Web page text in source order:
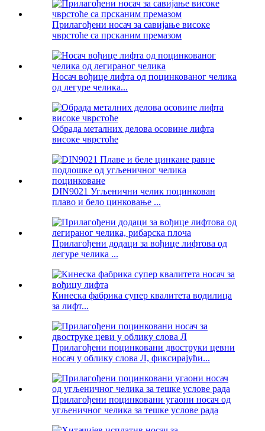
Прилагођени носач за савијање високе
чврстоће са прсканим премазом
Носач вођице лифта од поцинкованог челика
од легуре челика...
Обрада металних делова осовине лифта
високе чврстоће
DIN9021 Угљенични челик поцинкован
плаво и бело цинковање ...
Прилагођени додаци за вођице лифтова од
легуре челика ...
Кинеска фабрика супер квалитета водилица
за лифт...
Прилагођени поцинковани двоструки цевни
носач у облику слова Л, фиксирајући...
Прилагођени поцинковани угаони носач од
угљеничног челика за тешке услове рада